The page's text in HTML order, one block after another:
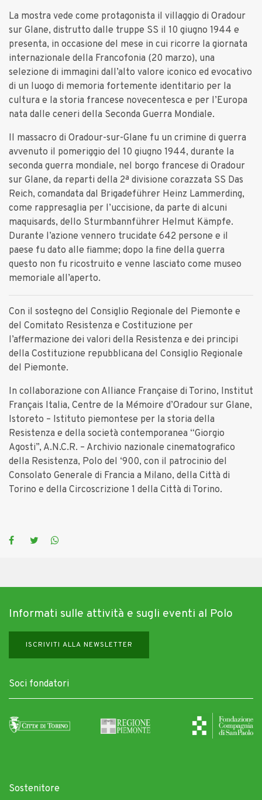
La mostra vede come protagonista il villaggio di Oradour
sur Glane, distrutto dalle truppe SS il 10 giugno 1944 e
presenta, in occasione del mese in cui ricorre la giornata
internazionale della Francofonia (20 marzo), una
selezione di immagini dall’alto valore iconico ed evocativo
di un luogo di memoria fortemente identitario per la
cultura e la storia francese novecentesca e per l’Europa
nata dalle ceneri della Seconda Guerra Mondiale.
Il massacro di Oradour-sur-Glane fu un crimine di guerra
avvenuto il pomeriggio del 10 giugno 1944, durante la
seconda guerra mondiale, nel borgo francese di Oradour
sur Glane, da reparti della 2ª divisione corazzata SS Das
Reich, comandata dal Brigadeführer Heinz Lammerding,
come rappresaglia per l’uccisione, da parte di alcuni
maquisards, dello Sturmbannführer Helmut Kämpfe.
Durante l’azione vennero trucidate 642 persone e il
paese fu dato alle fiamme; dopo la fine della guerra
questo non fu ricostruito e venne lasciato come museo
memoriale all’aperto.
Con il sostegno del Consiglio Regionale del Piemonte e
del Comitato Resistenza e Costituzione per
l’affermazione dei valori della Resistenza e dei principi
della Costituzione repubblicana del Consiglio Regionale
del Piemonte.
In collaborazione con Alliance Française di Torino, Institut
Français Italia, Centre de la Mémoire d’Oradour sur Glane,
Istoreto – Istituto piemontese per la storia della
Resistenza e della società contemporanea “Giorgio
Agosti”, A.N.C.R. – Archivio nazionale cinematografico
della Resistenza, Polo del ‘900, con il patrocinio del
Consolato Generale di Francia a Milano, della Città di
Torino e della Circoscrizione 1 della Città di Torino.
Informati sulle attività e sugli eventi al Polo
ISCRIVITI ALLA NEWSLETTER
Soci fondatori
Sostenitore